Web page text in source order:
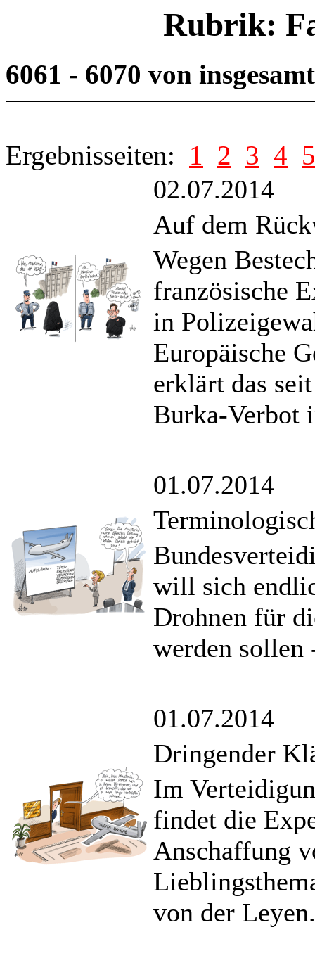
Rubrik:
6061 - 6070 von
Ergebnisseiten: 1 2 3 4 5
02.07.2014
Auf dem
Wegen
französische
in
Europäische
erklärt das
Burka-Verbot
01.07.2014
will sich
Drohnen für
werden sollen
01.07.2014
Dringender
Im
findet die
Anschaffung
von der Leyen.